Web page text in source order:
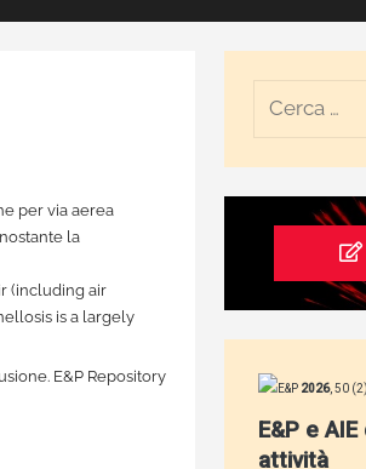
per via aerea
la
(including air
is a largely
E&P Repository